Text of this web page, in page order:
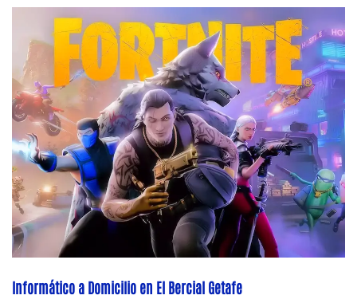
Informático a Domicilio en El Bercial Getafe